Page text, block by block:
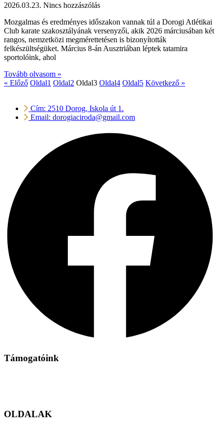
2026.03.23. Nincs hozzászólás
Mozgalmas és eredményes időszakon vannak túl a Dorogi Atlétikai
Club karate szakosztályának versenyzői, akik 2026 márciusában két
rangos, nemzetközi megmérettetésen is bizonyították
felkészültségüket. Március 8-án Ausztriában léptek tatamira
sportolóink, ahol
Tovább olvasom »
« Előző Oldal1 Oldal2 Oldal3 Oldal4 Oldal5 Következő »
Cím: 2510 Dorog, Iskola út 1.
Email: dorogiaciroda@gmail.com
Támogatóink
OLDALAK